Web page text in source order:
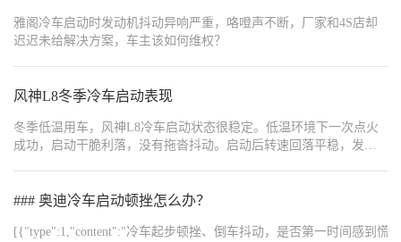
雅阁冷车启动时发动机抖动异响严重，咯噔声不断，厂家和4S店却
迟迟未给解决方案，车主该如何维权？
风神L8冬季冷车启动表现
冬季低温用车，风神L8冷车启动状态很稳定。低温环境下一次点火
成功，启动干脆利落，没有拖沓抖动。启动后转速回落平稳，发动
步、早起出车都很靠谱，低温适应性很好。
### 奥迪冷车启动顿挫怎么办？
[{"type":1,"content":"冷车起步顿挫、倒车抖动，是否第一时间感到